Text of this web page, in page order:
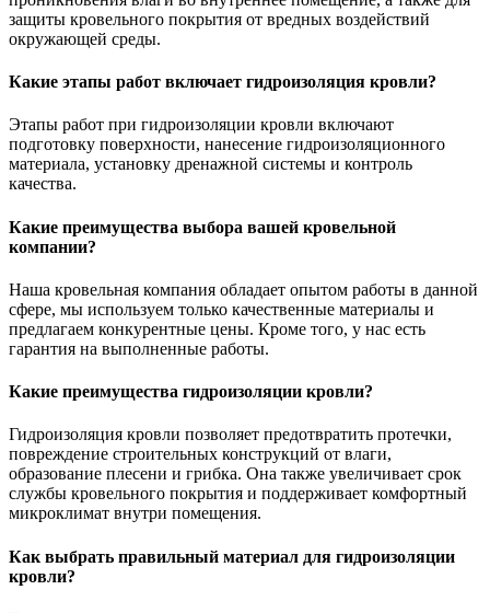
защиты кровельного покрытия от вредных воздействий
окружающей среды.
Какие этапы работ включает гидроизоляция кровли?
Этапы работ при гидроизоляции кровли включают
подготовку поверхности, нанесение гидроизоляционного
материала, установку дренажной системы и контроль
качества.
Какие преимущества выбора вашей кровельной
компании?
Наша кровельная компания обладает опытом работы в данной
сфере, мы используем только качественные материалы и
предлагаем конкурентные цены. Кроме того, у нас есть
гарантия на выполненные работы.
Какие преимущества гидроизоляции кровли?
Гидроизоляция кровли позволяет предотвратить протечки,
повреждение строительных конструкций от влаги,
образование плесени и грибка. Она также увеличивает срок
службы кровельного покрытия и поддерживает комфортный
микроклимат внутри помещения.
Как выбрать правильный материал для гидроизоляции
кровли?